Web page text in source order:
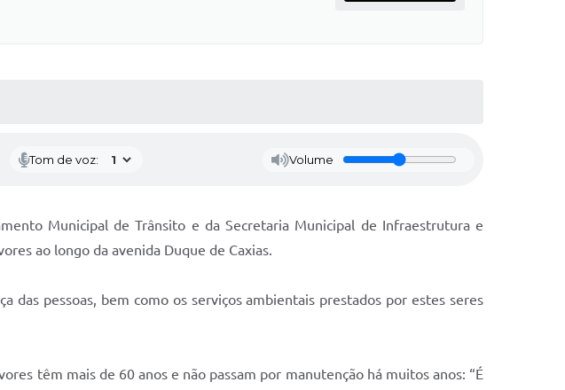
Tom de voz: Volume
Municipal de Trânsito e da Secretaria Municipal de Infraestrutura e
ao longo da avenida Duque de Caxias.
das pessoas, bem como os serviços ambientais prestados por estes seres
têm mais de 60 anos e não passam por manutenção há muitos anos: “É